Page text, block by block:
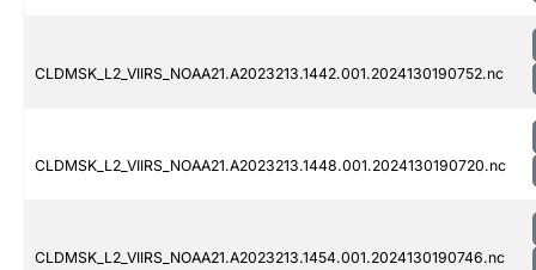
CLDMSK_L2_VIIRS_NOAA21.A2023213.1442.001.2024130190752.nc
CLDMSK_L2_VIIRS_NOAA21.A2023213.1448.001.2024130190720.nc
CLDMSK_L2_VIIRS_NOAA21.A2023213.1454.001.2024130190746.nc